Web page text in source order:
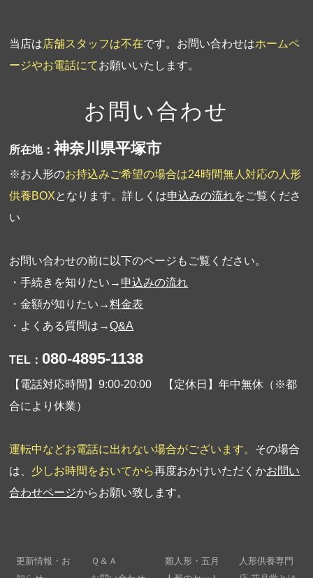
当店は店舗スタッフは不在です。お問い合わせはホームペ
ージやお電話にてお願いいたします。
お問い合わせ
所在地：神奈川県平塚市
※お人形のお持込みご希望の場合は24時間無人対応の人形
供養BOXとなります。詳しくは申込みの流れをご覧くださ
い
お問い合わせの前に以下のページもご覧ください。
・手続きを知りたい→ 申込みの流れ
・金額が知りたい→料金表
・よくある質問は→Q&A
TEL： 080-4895-1138
【電話対応時間】9:00-20:00 【定休日】年中無休（※都
合により休業）
運転中などお電話に出れない場合がございます。 その場合
は、 少しお時間をおいてから再度おかけいただくかお問い
合わせページからお願い致します。
更新情報・お
Ｑ＆Ａ
雛人形・五月
人形供養専門